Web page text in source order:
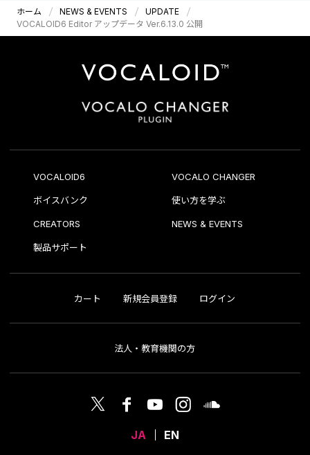
ホーム NEWS & EVENTS
UPDATE
VOCALOID6 Editor アップデータ Ver.6.13.0 公開
VOCALOID6 VOCALO CHANGER
ボイスバンク 使い方を学ぶ
CREATORS NEWS & EVENTS
製品サポート
カート 新規会員登録 ログイン
法人・教育機関の方
JA EN